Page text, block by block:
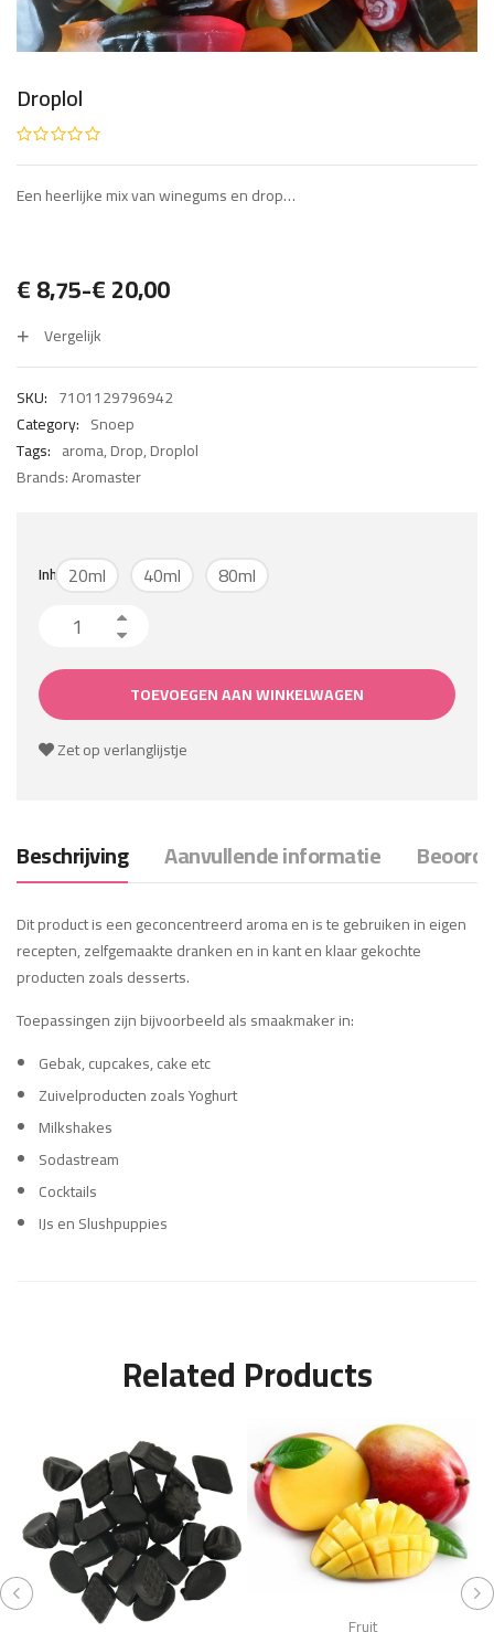
Droplol
Een heerlijke mix van winegums en drop…
€8,75-€20,00
Prijsklasse:
€ 8,75
tot
€ 20,00
Vergelijk
SKU: 7101129796942
Category: Snoep
Tags: aroma,Drop,Droplol
Brands:Aromaster
Inhoud20ml 40ml 80ml
Droplol aantal
TOEVOEGEN AAN WINKELWAGEN
Zet op verlanglijstje
Beschrijving Aanvullende informatie
Dit product is een geconcentreerd aroma en is te gebruiken in eigen
recepten, zelfgemaakte dranken en in kant en klaar gekochte
producten zoals desserts.
Toepassingen zijn bijvoorbeeld als smaakmaker in:
Gebak, cupcakes, cake etc
Zuivelproducten zoals Yoghurt
Milkshakes
Sodastream
Cocktails
IJs en Slushpuppies
Related Products